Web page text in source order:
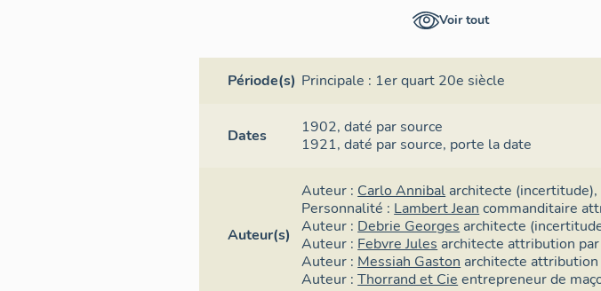
Aux Dames de France
and Spencersuivront entre
central avec verrière (après
commerce en 2025, les
Voir tout
Période(s) Principale : 1er quart 20e siècle
Dates 1902,daté par source
1921,daté par source, porte la date
Auteur(s)
Auteur : Carlo Annibal architecte (incertitude),
Personnalité : Lambert Jean commanditaire
Auteur : Debrie Georges architecte
Auteur : Febvre Jules architecte attribution
Auteur : Messiah Gaston architecte attribution
Auteur :Thorrand et Cie entrepreneur de